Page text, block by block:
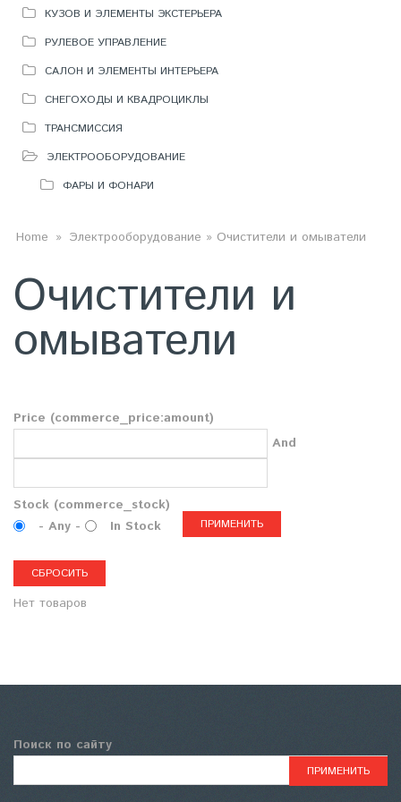
КУЗОВ И ЭЛЕМЕНТЫ ЭКСТЕРЬЕРА
РУЛЕВОЕ УПРАВЛЕНИЕ
САЛОН И ЭЛЕМЕНТЫ ИНТЕРЬЕРА
СНЕГОХОДЫ И КВАДРОЦИКЛЫ
ТРАНСМИССИЯ
ЭЛЕКТРООБОРУДОВАНИЕ
ФАРЫ И ФОНАРИ
ВЫ ЗДЕСЬ
Home » Электрооборудование » Очистители и омыватели
Очистители и
омыватели
Price (commerce_price:amount)
And
Stock (commerce_stock)
- Any -
In Stock
Нет товаров
Поиск по сайту